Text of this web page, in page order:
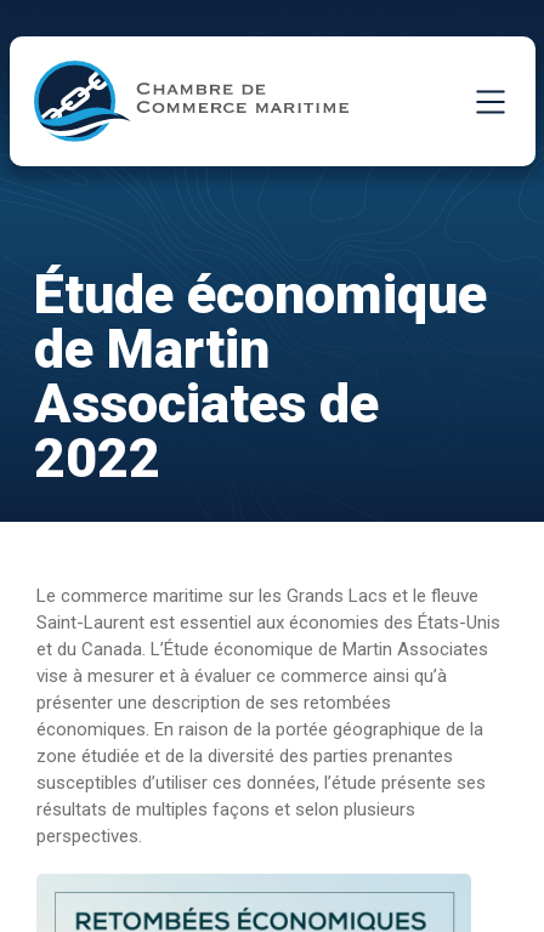
Étude économique
de Martin
Associates de
2022
Le commerce maritime sur les Grands Lacs et le fleuve
Saint-Laurent est essentiel aux économies des États-Unis
et du Canada. L’Étude économique de Martin Associates
vise à mesurer et à évaluer ce commerce ainsi qu’à
présenter une description de ses retombées
économiques. En raison de la portée géographique de la
zone étudiée et de la diversité des parties prenantes
susceptibles d’utiliser ces données, l’étude présente ses
résultats de multiples façons et selon plusieurs
perspectives.